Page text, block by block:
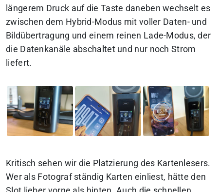
längerem Druck auf die Taste daneben wechselt es
zwischen dem Hybrid-Modus mit voller Daten- und
Bildübertragung und einem reinen Lade-Modus, der
die Datenkanäle abschaltet und nur noch Strom
liefert.
Kritisch sehen wir die Platzierung des Kartenlesers.
Wer als Fotograf ständig Karten einliest, hätte den